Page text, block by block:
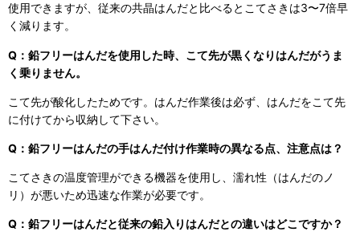
使用できますが、従来の共晶はんだと比べるとこてさきは3〜7倍早
く減ります。
Q：鉛フリーはんだを使用した時、こて先が黒くなりはんだがうま
く乗りません。
こて先が酸化したためです。はんだ作業後は必ず、はんだをこて先
に付けてから収納して下さい。
Q：鉛フリーはんだの手はんだ付け作業時の異なる点、注意点は？
こてさきの温度管理ができる機器を使用し、濡れ性（はんだのノ
リ）が悪いため迅速な作業が必要です。
Q：鉛フリーはんだと従来の鉛入りはんだとの違いはどこですか？